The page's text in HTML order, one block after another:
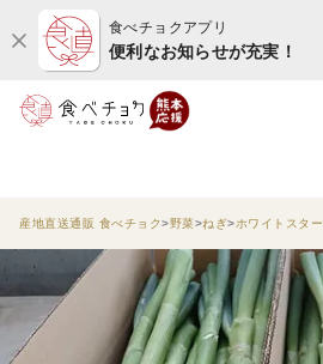
食べチョクアプリ
便利なお知らせが充実！
産地直送通販 食べチョク 野菜 ねぎ ホワイトスター